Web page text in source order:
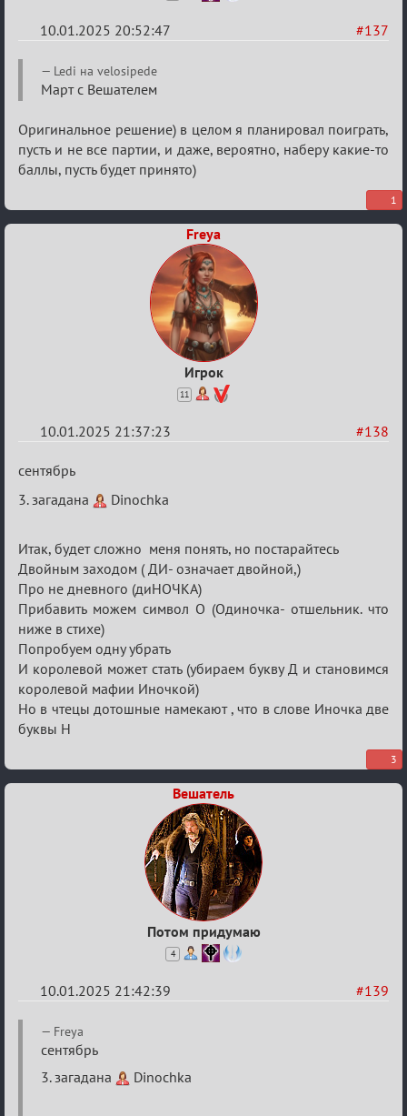
#137
10.01.2025 20:52:47
Re:
Двенадцать
2025
Ledi на velosipede
Март с Вешателем
Оригинальное решение) в целом я планировал поиграть,
пусть и не все партии, и даже, вероятно, наберу какие-то
баллы, пусть будет принято)
1
Freya
Игрок
11
#138
10.01.2025 21:37:23
Re:
Двенадцать
месяцев
2025
сентябрь
3. загадана
Dinochka
Итак, будет сложно меня понять, но постарайтесь
Двойным заходом ( ДИ- означает двойной,)
Про не дневного (диНОЧКА)
Прибавить можем символ О (Одиночка- отшельник. что
ниже в стихе)
Попробуем одну убрать
И королевой может стать (убираем букву Д и становимся
королевой мафии Иночкой)
Но в чтецы дотошные намекают , что в слове Иночка две
буквы Н
3
Вешатель
Потом придумаю
4
#139
10.01.2025 21:42:39
Re:
Двенадцать
месяцев
Freya
сентябрь
3. загадана
Dinochka